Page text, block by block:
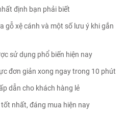
định bạn phải biết
gỗ xệ cánh và một số lưu ý khi gắn
sử dụng phổ biến hiện nay
đơn giản xong ngay trong 10 phút
dẫn cho khách hàng lẻ
nhất, đáng mua hiện nay